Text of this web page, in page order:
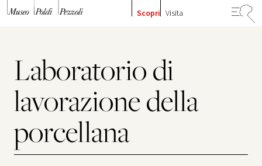
Vai al contenuto
Scopri Visita
Laboratorio di
lavorazione della
porcellana